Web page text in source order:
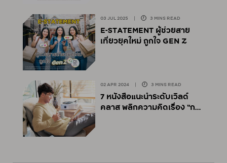
03 JUL 2025 | 3 MINS READ
E-STATEMENT ผู้ช่วยสาย
เที่ยวยุคใหม่ ถูกใจ GEN Z
02 APR 2024 3 MINS READ
⁠7 หนังสือแนะนำระดับเวิลด์
คลาส พลิกความคิดเรื่อง “การ